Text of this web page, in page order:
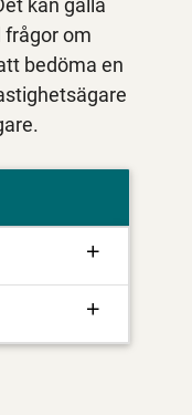
kan gälla
frågor om
bedöma en